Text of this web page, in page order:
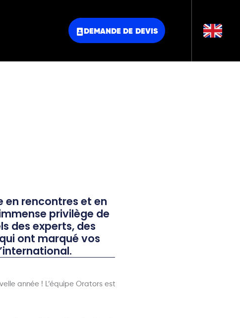
DEMANDE DE DEVIS
en rencontres et en
privilège de
des experts, des
ont marqué vos
année ! L’équipe Orators est